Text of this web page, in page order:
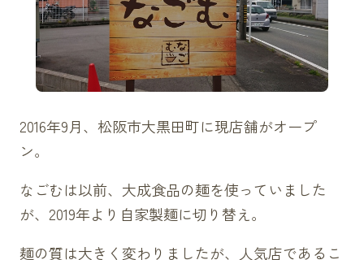
2016年9月、松阪市大黒田町に現店舗がオープ
ン。
なごむは以前、大成食品の麺を使っていました
が、2019年より自家製麺に切り替え。
麺の質は大きく変わりましたが、人気店であるこ